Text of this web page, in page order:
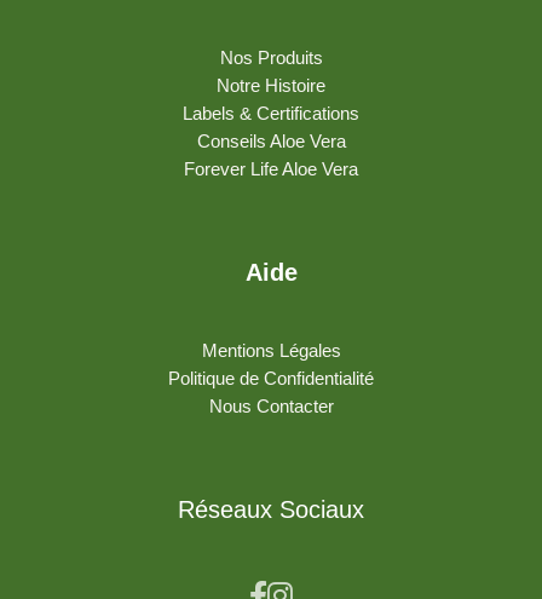
Nos Produits
Notre Histoire
Labels & Certifications
Conseils Aloe Vera
Forever Life Aloe Vera
Aide
Mentions Légales
Politique de Confidentialité
Nous Contacter
Réseaux Sociaux